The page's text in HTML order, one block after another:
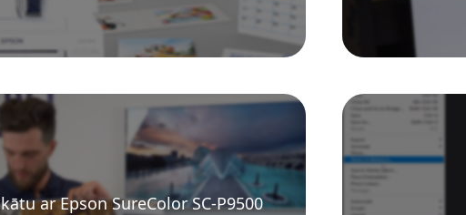
ar Epson SureColor SC-P9500